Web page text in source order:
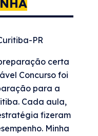
PR
certa
Concurso foi
para a
Cada aula,
fizeram
Minha